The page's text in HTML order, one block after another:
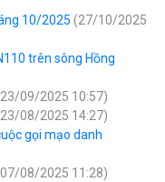
10/2025 (27/10/2025
trên sông Hồng
09/2025 10:57)
08/2025 14:27)
gọi mạo danh
08/2025 11:28)